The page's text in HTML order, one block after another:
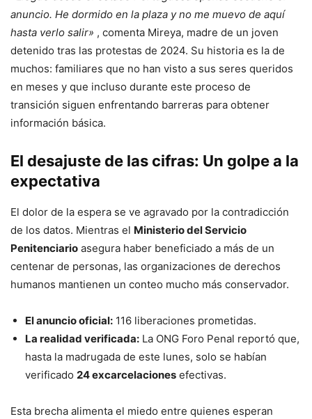
anuncio. He dormido en la plaza y no me muevo de aquí
hasta verlo salir» , comenta Mireya, madre de un joven
detenido tras las protestas de 2024. Su historia es la de
muchos: familiares que no han visto a sus seres queridos
en meses y que incluso durante este proceso de
transición siguen enfrentando barreras para obtener
información básica.
El desajuste de las cifras: Un golpe a la
expectativa
El dolor de la espera se ve agravado por la contradicción
de los datos. Mientras el Ministerio del Servicio
Penitenciario asegura haber beneficiado a más de un
centenar de personas, las organizaciones de derechos
humanos mantienen un conteo mucho más conservador.
El anuncio oficial: 116 liberaciones prometidas.
La realidad verificada: La ONG Foro Penal reportó que,
hasta la madrugada de este lunes, solo se habían
verificado 24 excarcelaciones efectivas.
Esta brecha alimenta el miedo entre quienes esperan